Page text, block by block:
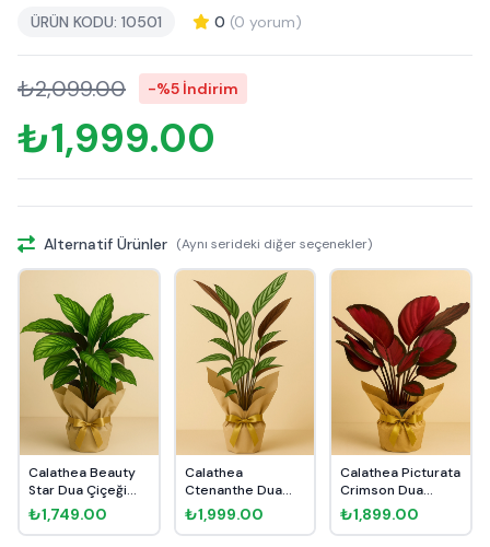
ÜRÜN KODU: 10501 0 (0 yorum)
₺2,099.00 -%5 İndirim
₺1,999.00
Alternatif Ürünler (Aynı serideki diğer seçenekler)
Calathea Beauty
Star Dua Çiçeği
Hediye P...
₺1,749.00
Calathea
Ctenanthe Dua
Çiçeği Hediye
Pak...
₺1,999.00
Calathea Picturata
Crimson Dua
Çiçeği He...
₺1,899.00